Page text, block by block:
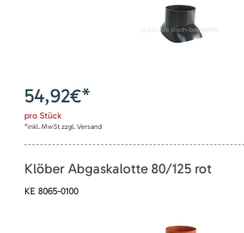
54,92€*
pro Stück
*inkl. MwSt zzgl. Versand
Klöber Abgaskalotte 80/125 rot
KE 8065-0100